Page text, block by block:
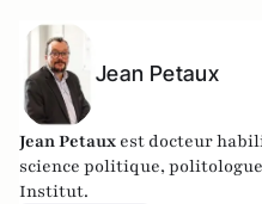
Jean Petaux
Jean Petaux est docteur
science politique,
Institut.